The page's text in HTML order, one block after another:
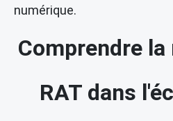
numérique.
Comprendre la
RAT dans